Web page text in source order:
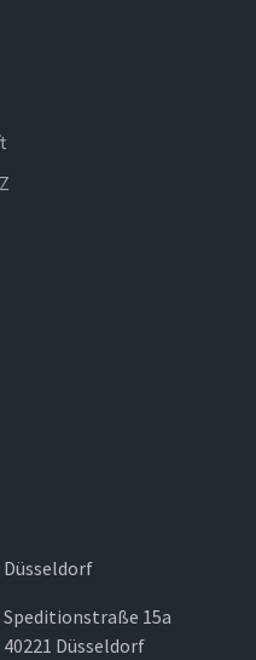
Düsseldorf
Speditionstraße 15a
40221 Düsseldorf